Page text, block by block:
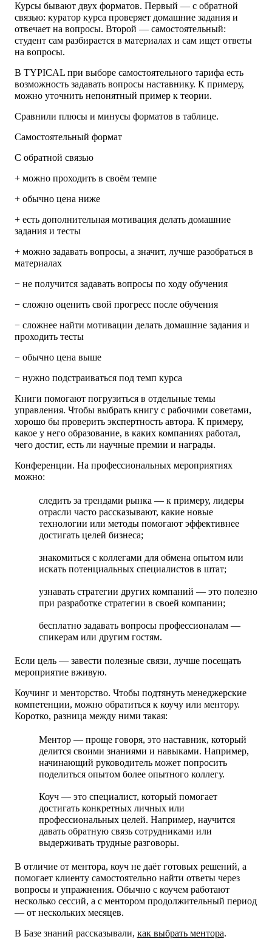
Курсы бывают двух форматов. Первый — с обратной
связью: куратор курса проверяет домашние задания и
отвечает на вопросы. Второй — самостоятельный:
студент сам разбирается в материалах и сам ищет ответы
на вопросы.
В TYPICAL при выборе самостоятельного тарифа есть
возможность задавать вопросы наставнику. К примеру,
можно уточнить непонятный пример к теории.
Сравнили плюсы и минусы форматов в таблице.
Самостоятельный формат
С обратной связью
+ можно проходить в своём темпе
+ обычно цена ниже
+ есть дополнительная мотивация делать домашние
задания и тесты
+ можно задавать вопросы, а значит, лучше разобраться в
материалах
− не получится задавать вопросы по ходу обучения
− сложно оценить свой прогресс после обучения
− сложнее найти мотивации делать домашние задания и
проходить тесты
− обычно цена выше
− нужно подстраиваться под темп курса
Книги помогают погрузиться в отдельные темы
управления. Чтобы выбрать книгу с рабочими советами,
хорошо бы проверить экспертность автора. К примеру,
какое у него образование, в каких компаниях работал,
чего достиг, есть ли научные премии и награды.
Конференции. На профессиональных мероприятиях
можно:
следить за трендами рынка — к примеру, лидеры
отрасли часто рассказывают, какие новые
технологии или методы помогают эффективнее
достигать целей бизнеса;
знакомиться с коллегами для обмена опытом или
искать потенциальных специалистов в штат;
узнавать стратегии других компаний — это полезно
при разработке стратегии в своей компании;
бесплатно задавать вопросы профессионалам —
спикерам или другим гостям.
Если цель — завести полезные связи, лучше посещать
мероприятие вживую.
Коучинг и менторство. Чтобы подтянуть менеджерские
компетенции, можно обратиться к коучу или ментору.
Коротко, разница между ними такая:
Ментор — проще говоря, это наставник, который
делится своими знаниями и навыками. Например,
начинающий руководитель может попросить
поделиться опытом более опытного коллегу.
Коуч — это специалист, который помогает
достигать конкретных личных или
профессиональных целей. Например, научится
давать обратную связь сотрудниками или
выдерживать трудные разговоры.
В отличие от ментора, коуч не даёт готовых решений, а
помогает клиенту самостоятельно найти ответы через
вопросы и упражнения. Обычно с коучем работают
несколько сессий, а с ментором продолжительный период
— от нескольких месяцев.
В Базе знаний рассказывали, как выбрать ментора.